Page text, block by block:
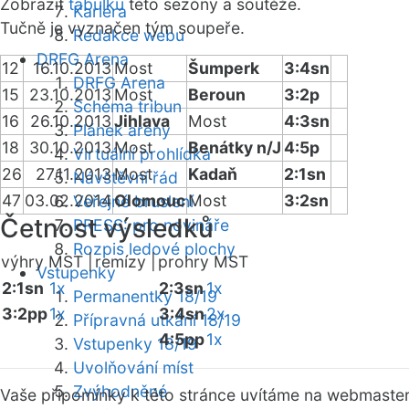
Kariéra
Redakce webu
DRFG Arena
DRFG Arena
Schéma tribun
Plánek areny
Virtuální prohlídka
Návštěvní řád
Veřejné bruslení
PRESS: pro novináře
Rozpis ledové plochy
Vstupenky
Permanentky 18/19
Přípravná utkání 18/19
Vstupenky 18/19
Uvolňování míst
Zvýhodněné
Zobrazit tabulku této sezóny a soutěže.
Tučně je vyznačen tým soupeře.
12 16.10.2013 Most Šumperk
3:4sn
15
23.10.2013Most Beroun
3:2p
16
26.10.2013Jihlava Most
4:3sn
18
30.10.2013Most Benátky n/J4:5p
26
27.11.2013Most Kadaň
2:1sn
47 03.02.2014OlomoucMost 3:2sn
Četnost výsledků
výhry MST | remízy |
prohry MST
2:1sn 1x
3:2pp1x
2:3sn1x
3:4sn2x
4:5pp1x
Vaše připomínky k této stránce uvítáme na webmaster